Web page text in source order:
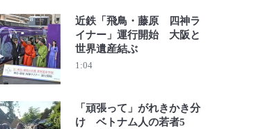
動画を再生 近鉄「飛鳥・藤原 四神ライナー」運行開始
近鉄「飛鳥・藤原 四神ラ
イナー」運行開始 大阪と
世界遺産結ぶ
1:04
「頑張って」がれきかき分
け ベトナム人の若者5